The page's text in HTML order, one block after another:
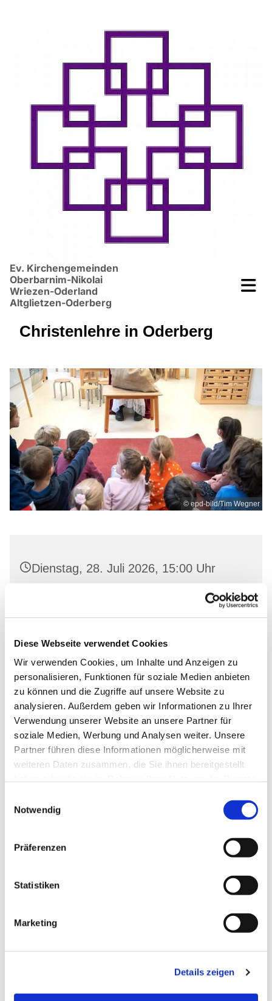
Diese Webseite verwendet Cookies
Wir verwenden Cookies, um Inhalte und Anzeigen zu
personalisieren, Funktionen für soziale Medien anbieten
zu können und die Zugriffe auf unsere Website zu
analysieren. Außerdem geben wir Informationen zu Ihrer
Verwendung unserer Website an unsere Partner für
soziale Medien, Werbung und Analysen weiter. Unsere
Partner führen diese Informationen möglicherweise mit
weiteren Daten zusammen, die Sie ihnen bereitgestellt
Notwendig
Präferenzen
Statistiken
Marketing
Details zeigen
Ev. Kirchengemeinden
Oberbarnim-Nikolai
Wriezen-Oderland
Altglietzen-Oderberg
Christenlehre in Oderberg
© epd-bild/Tim Wegner
Dienstag, 28. Juli 2026, 15:00 Uhr
Oderberg